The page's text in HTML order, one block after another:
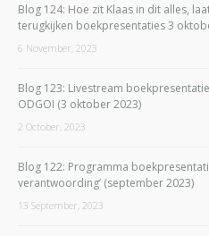
Blog 124: Hoe zit Klaas in dit alles,
terugkijken boekpresentaties 3
6 November, 2023
Blog 123: Livestream
ODGOI (3 oktober 2023)
2 October, 2023
Blog 122: Programma
verantwoording’ (september 2023)
13 September, 2023